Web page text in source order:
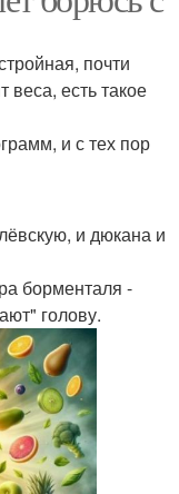
почти
есть такое
и с тех пор
и дюкана и
борменталя -
голову.